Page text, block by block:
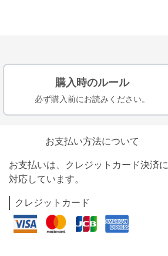
購入時のルール
必ず購入前にお読みください。
お支払い方法について
お支払いは、クレジットカード決済に
対応しています。
クレジットカード